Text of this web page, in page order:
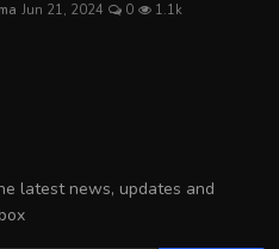
Jun 21, 2024 0 1.1k
latest news, updates and